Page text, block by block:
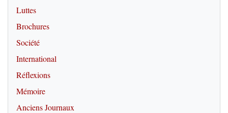
Luttes
Brochures
Société
International
Réflexions
Mémoire
Anciens Journaux